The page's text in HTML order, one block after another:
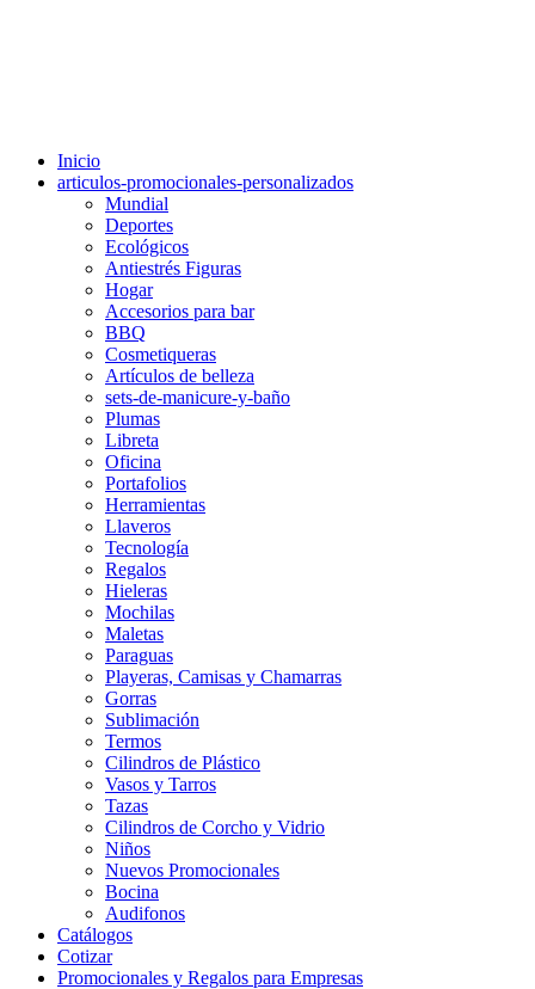
Inicio
articulos-promocionales-personalizados
Mundial
Deportes
Ecológicos
Antiestrés Figuras
Hogar
Accesorios para bar
BBQ
Cosmetiqueras
Artículos de belleza
sets-de-manicure-y-baño
Plumas
Libreta
Oficina
Portafolios
Herramientas
Llaveros
Tecnología
Regalos
Hieleras
Mochilas
Maletas
Paraguas
Playeras, Camisas y Chamarras
Gorras
Sublimación
Termos
Cilindros de Plástico
Vasos y Tarros
Tazas
Cilindros de Corcho y Vidrio
Niños
Nuevos Promocionales
Bocina
Audifonos
Catálogos
Cotizar
Promocionales y Regalos para Empresas